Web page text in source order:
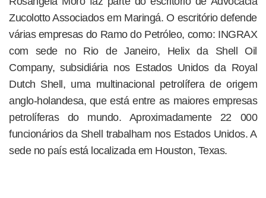
Zucolotto Associados em Maringá. O escritório defende
várias empresas do Ramo do Petróleo, como: INGRAX
com sede no Rio de Janeiro, Helix da Shell Oil
Company, subsidiária nos Estados Unidos da Royal
Dutch Shell, uma multinacional petrolífera de origem
anglo-holandesa, que está entre as maiores empresas
petrolíferas do mundo. Aproximadamente 22 000
funcionários da Shell trabalham nos Estados Unidos. A
sede no país está localizada em Houston, Texas.